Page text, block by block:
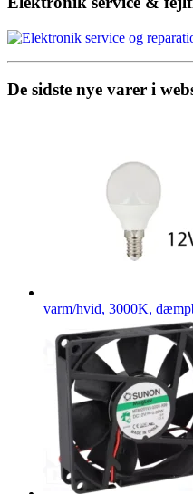
De sidste nye varer i
varm/hvid, 3000K,